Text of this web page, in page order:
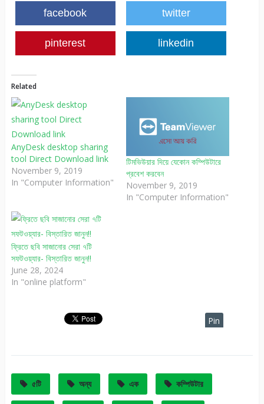
facebook twitter
pinterest linkedin
Related
AnyDesk desktop sharing
tool Direct Download link
November 9, 2019
In "Computer Information"
টিমভিউয়ার দিয়ে যেকোন কম্পিউটারে
প্রবেশ করবেন
November 9, 2019
In "Computer Information"
ফ্রিতে ছবি সাজানোর সেরা ৭টি
সফটওয়্যার- বিস্তারিত জানুন!!
June 28, 2024
In "online platform"
Pin
৫টি অন্য এক কম্পিউটার